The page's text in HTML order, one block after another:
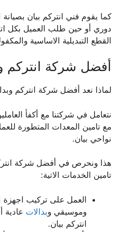
كما يقوم فني انتركم بيان
دوري أو حين طلب العميل بكل
القطع التبديلية الاساسية
أفضل شركة انتركم
لماذا نعد أفضل شركة انتركم
نتعامل في شركتنا مع أكفأ
مع تامين المعدات المتطورة
نواحي بيان.
هذا ونحرص في أفضل شركة
تامين الخدمات الاتية:
العمل على تركيب اجهزة
وموسيقي وبدالات عادية
انتركم بيان.